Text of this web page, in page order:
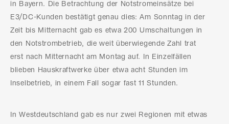
in Bayern. Die Betrachtung der Notstromeinsätze bei
E3/DC-Kunden bestätigt genau dies: Am Sonntag in der
Zeit bis Mitternacht gab es etwa 200 Umschaltungen in
den Notstrombetrieb, die weit überwiegende Zahl trat
erst nach Mitternacht am Montag auf. In Einzelfällen
blieben Hauskraftwerke über etwa acht Stunden im
Inselbetrieb, in einem Fall sogar fast 11 Stunden.
In Westdeutschland gab es nur zwei Regionen mit etwas